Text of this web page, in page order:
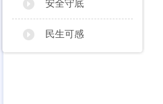
安全守底
民生可感